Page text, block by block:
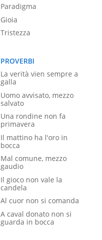
Paradigma
Gioia
Tristezza
PROVERBI
La verità vien sempre a
galla
Uomo avvisato, mezzo
salvato
Una rondine non fa
primavera
Il mattino ha l'oro in
bocca
Mal comune, mezzo
gaudio
Il gioco non vale la
candela
Al cuor non si comanda
A caval donato non si
guarda in bocca